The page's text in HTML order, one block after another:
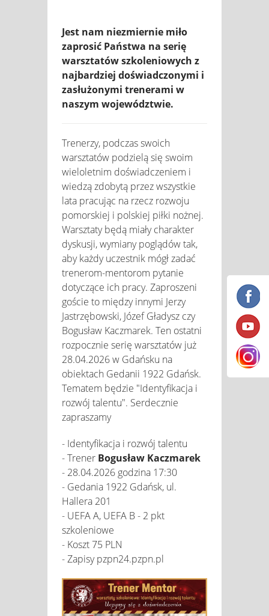
Jest nam niezmiernie miło
zaprosić Państwa na serię
warsztatów szkoleniowych z
najbardziej doświadczonymi i
zasłużonymi trenerami w
naszym województwie.
Trenerzy, podczas swoich
warsztatów podzielą się swoim
wieloletnim doświadczeniem i
wiedzą zdobytą przez wszystkie
lata pracując na rzecz rozwoju
pomorskiej i polskiej piłki nożnej.
Warsztaty będą miały charakter
dyskusji, wymiany poglądów tak,
aby każdy uczestnik mógł zadać
trenerom-mentorom pytanie
dotyczące ich pracy. Zaproszeni
goście to między innymi Jerzy
Jastrzębowski, Józef Gładysz czy
Bogusław Kaczmarek. Ten ostatni
rozpocznie serię warsztatów już
28.04.2026 w Gdańsku na
obiektach Gedanii 1922 Gdańsk.
Tematem będzie "Identyfikacja i
rozwój talentu". Serdecznie
zapraszamy
- Identyfikacja i rozwój talentu
- Trener Bogusław Kaczmarek
- 28.04.2026 godzina 17:30
- Gedania 1922 Gdańsk, ul.
Hallera 201
- UEFA A, UEFA B - 2 pkt
szkoleniowe
- Koszt 75 PLN
- Zapisy pzpn24.pzpn.pl